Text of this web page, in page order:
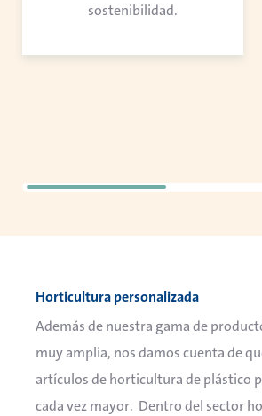
sostenibilidad.
Horticultura personalizada
Además de nuestra gama de
muy amplia, nos damos cuenta de
artículos de horticultura de plástico
cada vez mayor. Dentro del sector